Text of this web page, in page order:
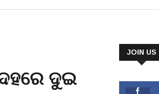
ଦୁଇ
JOIN US